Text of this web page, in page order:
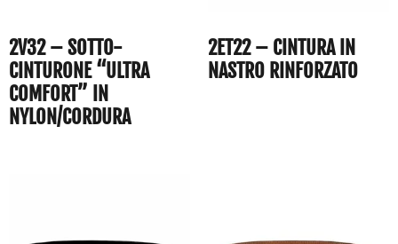
2V32 – SOTTO-
CINTURONE “ULTRA
COMFORT” IN
NYLON/CORDURA
2ET22 – CINTURA IN
NASTRO RINFORZATO